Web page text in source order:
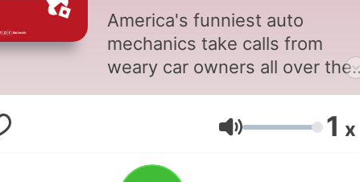
America's funniest auto
mechanics take calls from
weary car owners all over the
country, and crack wise while
they diagnose Dodges and
dismiss Diahatsus. You don't
have to know anything about
音量 1 x